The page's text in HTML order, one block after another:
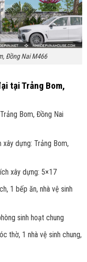
Đồng Nai M466
tại Trảng Bom,
Bom, Đồng Nai
dựng: Trảng Bom,
xây dựng: 5×17
1 bếp ăn, nhà vệ sinh
sinh hoạt chung
thờ, 1 nhà vệ sinh chung,